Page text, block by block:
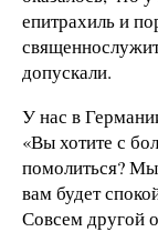
епитрахиль и
допускали.
У нас в
«Вы хотите с
помолиться?
вам будет
Совсем другой